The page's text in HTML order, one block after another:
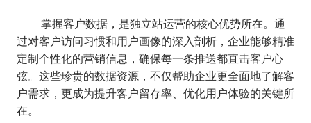
掌握客户数据，是独立站运营的核心优势所在。通
过对客户访问习惯和用户画像的深入剖析，企业能够精准
定制个性化的营销信息，确保每一条推送都直击客户心
弦。这些珍贵的数据资源，不仅帮助企业更全面地了解客
户需求，更成为提升客户留存率、优化用户体验的关键所
在。